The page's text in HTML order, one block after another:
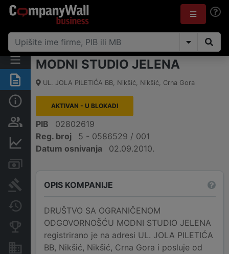
Sažetak
Osobe i vlasništvo
Finansijski podaci
Arhiva sudskih objava
Promjene
Konkurentne kompanije
Nekretnine i imovina
MODNI STUDIO JELENA
UL. JOLA PILETIĆA BB, Nikšić, Nikšić, Crna Gora
AKTIVAN - U BLOKADI
PIB
02802619
Reg. broj
5 - 0586529 / 001
Datum osnivanja
02.09.2010.
OPIS KOMPANIJE
DRUŠTVO SA OGRANIČENOM
ODGOVORNOŠĆU MODNI STUDIO JELENA
registrirano je na adresi UL. JOLA PILETIĆA
BB, Nikšić, Nikšić, Crna Gora i posluje od